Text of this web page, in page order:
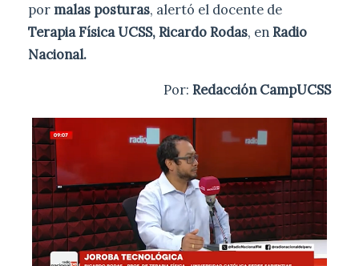
por malas posturas, alertó el docente de
Terapia Física UCSS, Ricardo Rodas, enRadio
Nacional.
Por: Redacción CampUCSS